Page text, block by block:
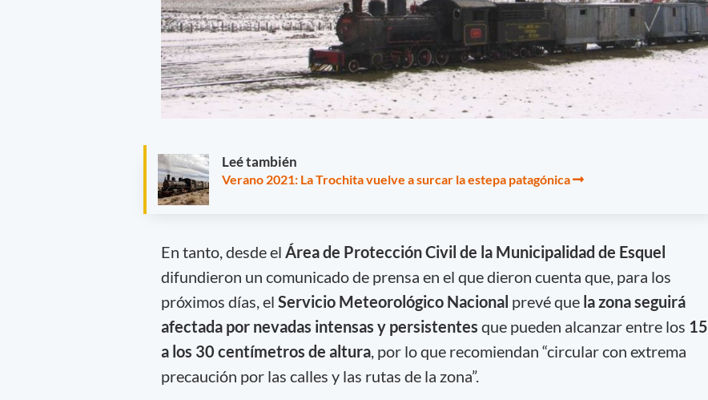
Leé también
Verano 2021: La Trochita vuelve a surcar la estepa patagónica
En tanto, desde el Área de Protección Civil de la Municipalidad de Esquel
difundieron un comunicado de prensa en el que dieron cuenta que, para los
próximos días, el Servicio Meteorológico Nacional prevé que la zona seguirá
afectada por nevadas intensas y persistentes que pueden alcanzar entre los 15
a los 30 centímetros de altura, por lo que recomiendan “circular con extrema
precaución por las calles y las rutas de la zona”.